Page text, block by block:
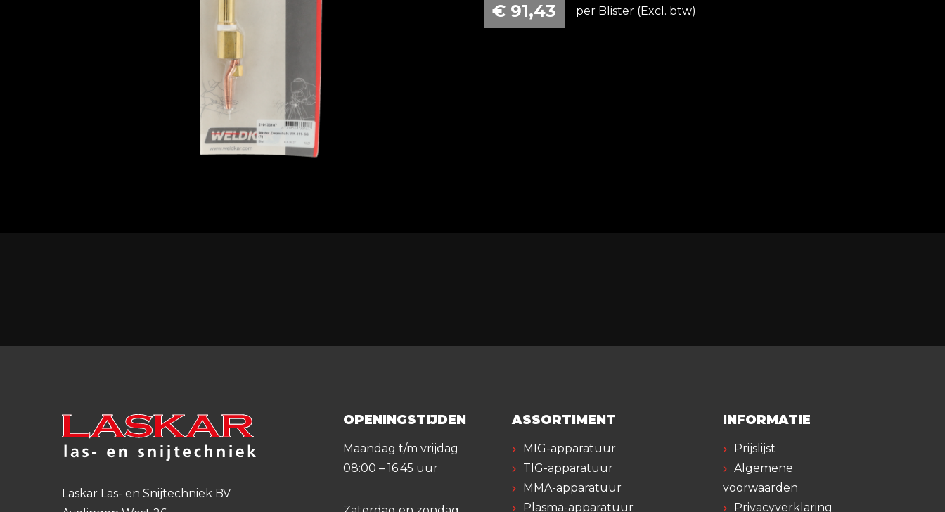
€ 91,43 per Blister (Excl. btw)
Laskar Las- en Snijtechniek BV
OPENINGSTIJDEN
Maandag t/m vrijdag
08:00 – 16:45 uur
ASSORTIMENT
MIG-apparatuur
TIG-apparatuur
MMA-apparatuur
Plasma-apparatuur
INFORMATIE
Prijslijst
Algemene
voorwaarden
Privacyverklaring